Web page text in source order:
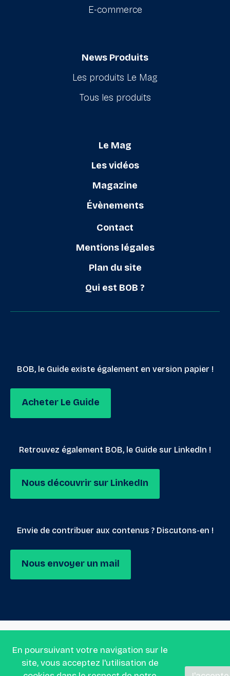
E-commerce
News Produits
Les produits Le Mag
Tous les produits
Le Mag
Les vidéos
Magazine
Évènements
Contact
Mentions légales
Plan du site
Qui est BOB ?
BOB, le Guide existe également en version papier !
Acheter Le Guide
Retrouvez également BOB, le Guide sur LinkedIn !
Nous découvrir sur LinkedIn
Envie de contribuer aux contenus ? Discutons-en !
Nous envoyer un mail
En poursuivant votre navigation sur le
site, vous acceptez l'utilisation de